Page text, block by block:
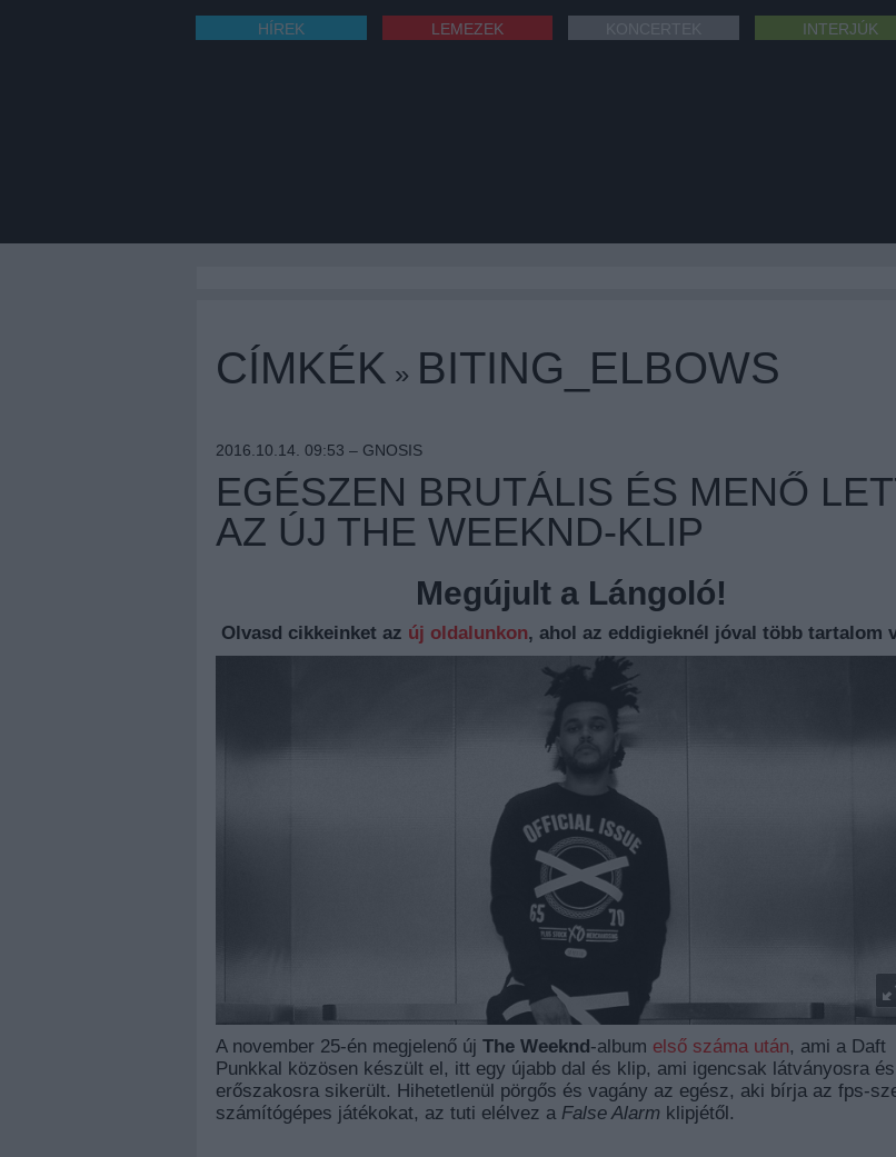
HÍREK LEMEZEK INTERJÚK
CÍMKÉK » BITING_ELBOWS
2016.10.14. 09:53 – GNOSIS
EGÉSZEN BRUTÁLIS ÉS MENŐ
AZ ÚJ THE WEEKND-KLIP
Megújult a Lángoló!
Olvasd cikkeinket az új oldalunkon, ahol az eddigieknél jóval több tartalom
A november 25-én megjelenő új The Weeknd-album első száma után, ami a Daft
Punkkal közösen készült el, itt egy újabb dal és klip, ami igencsak látványosra és
erőszakosra sikerült. Hihetetlenül pörgős és vagány az egész, aki bírja az fps-
számítógépes játékokat, az tuti elélvez a False Alarm klipjétől.